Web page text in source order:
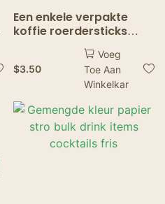
Een enkele verpakte
koffie roerdersticks
wegwerp houten koffie
roerders ijs koude koud
drinken roer ijzerplan
$3.50
Voeg
Toe Aan
Winkelkar